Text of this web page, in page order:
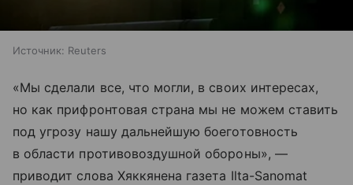
Источник: Reuters
«Мы сделали все, что могли, в своих интересах,
но как прифронтовая страна мы не можем ставить
под угрозу нашу дальнейшую боеготовность
в области противовоздушной обороны», —
приводит слова Хяккянена газета Ilta-Sanomat